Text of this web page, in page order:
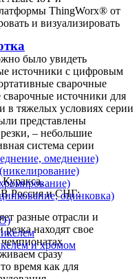
омеднение)
оцинковка)
и хромом
ThingWorx® от
и визуализировать
было увидеть
источники с цифровым
сварочные
источники для
тяжелых условиях серии
представлены
– небольшие
система серии
Россия и СНГ:
разные отрасли и
находят свое
сразу
время как для